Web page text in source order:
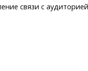
связи с